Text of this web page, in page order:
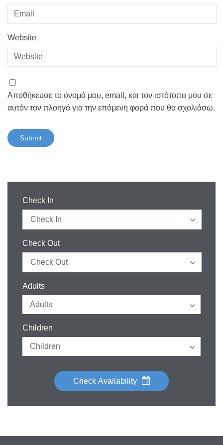
Website
Αποθήκευσε το όνομά μου, email, και τον ιστότοπο μου σε
αυτόν τον πλοηγό για την επόμενη φορά που θα σχολιάσω.
Check In
Check Out
Adults
Children
Check Availability